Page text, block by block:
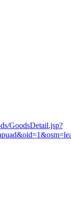
GoodsDetail.jsp?